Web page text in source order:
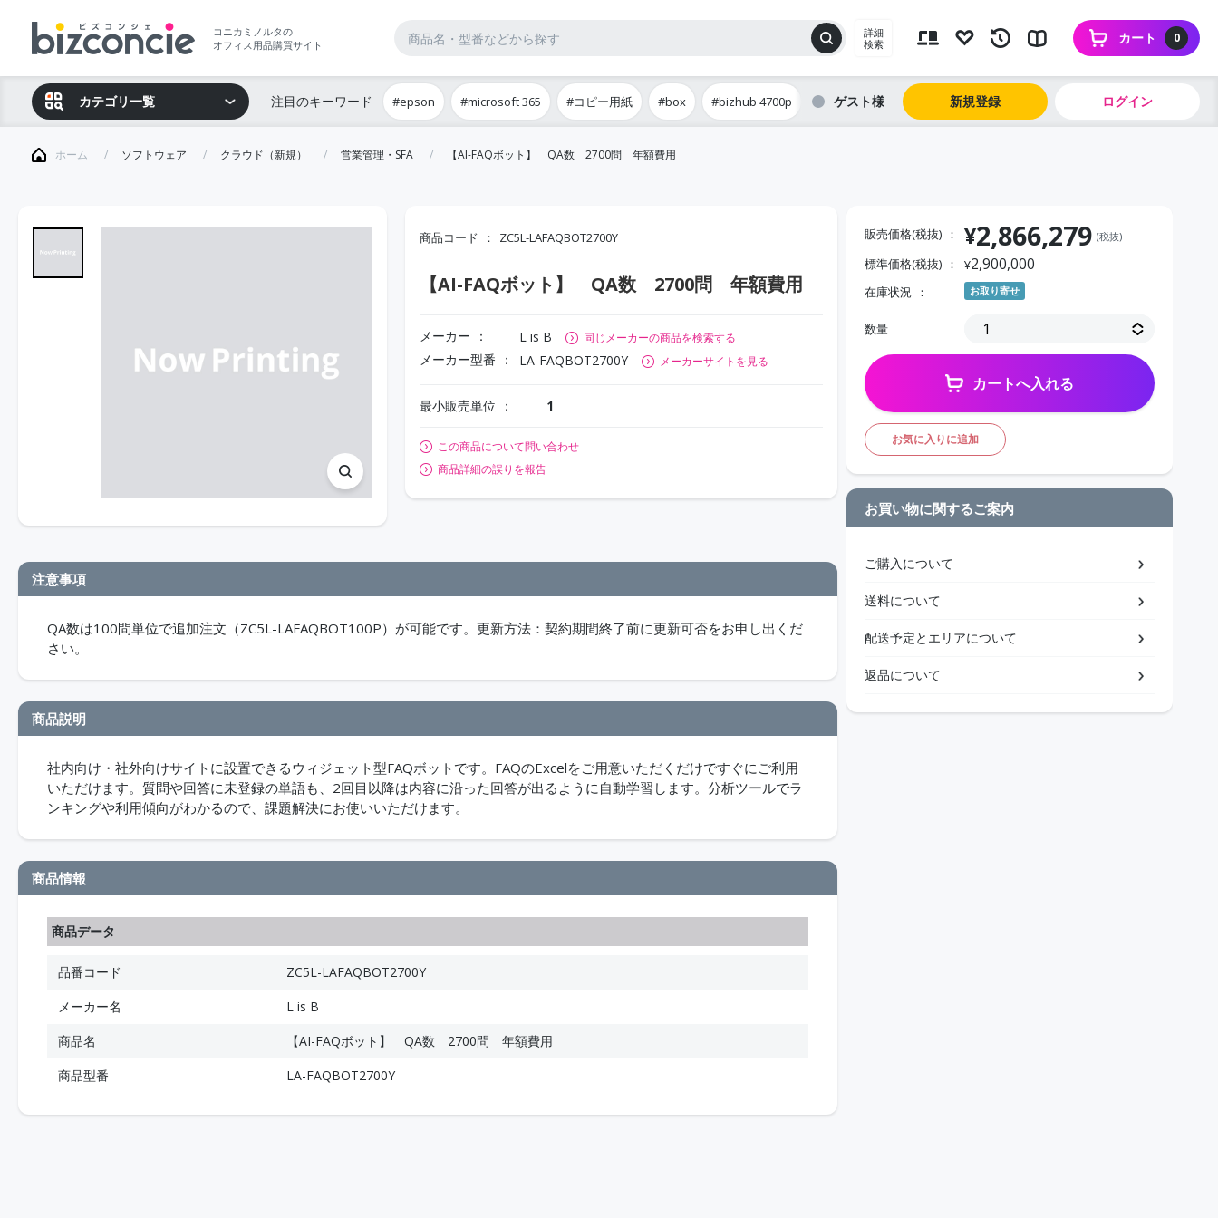
コニカミノルタの
オフィス用品購買サイト
詳細
検索
0
カート
カテゴリ一覧 注目のキーワード #epson #microsoft 365 #コピー用紙 #box #bizhub 4700p ゲスト 新規登録 ログイン
ホーム ソフトウェア クラウド（新規） 営業管理・SFA 【AI-FAQボット】 QA数 2700問 年額費用
商品コード ZC5L-LAFAQBOT2700Y
【AI-FAQボット】 QA数 2700問 年額費用
メーカー L is B 同じメーカーの商品を検索する
メーカー型番 LA-FAQBOT2700Y メーカーサイトを見る
最小販売単位 1
この商品について問い合わせ
商品詳細の誤りを報告
注意事項
QA数は100問単位で追加注文（ZC5L-LAFAQBOT100P）が可能です。更新方法：契約期間終了前に更新可否をお申し出くだ
さい。
商品説明
社内向け・社外向けサイトに設置できるウィジェット型FAQボットです。FAQのExcelをご用意いただくだけですぐにご利用
いただけます。質問や回答に未登録の単語も、2回目以降は内容に沿った回答が出るように自動学習します。分析ツールでラ
ンキングや利用傾向がわかるので、課題解決にお使いいただけます。
商品情報
商品データ
品番コード
ZC5L-LAFAQBOT2700Y
メーカー名
L is B
商品名
【AI-FAQボット】 QA数 2700問 年額費用
商品型番
LA-FAQBOT2700Y
販売価格(税抜) ¥2,866,279 (税抜)
標準価格(税抜) ¥2,900,000
在庫状況 お取り寄せ
数量
カートへ入れる
お気に入りに追加
お買い物に関するご案内
ご購入について
送料について
配送予定とエリアについて
返品について